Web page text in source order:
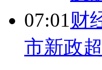
07:01财
市新政